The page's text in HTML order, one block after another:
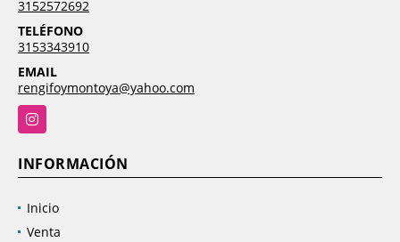
3152572692
TELÉFONO
3153343910
EMAIL
rengifoymontoya@yahoo.com
Instagram
INFORMACIÓN
Inicio
Venta